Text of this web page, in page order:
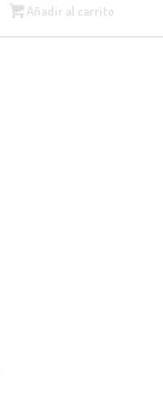
Añadir al carrito